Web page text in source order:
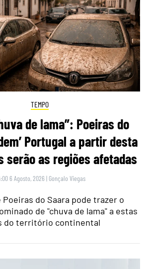
TEMPO
de lama”: Poeiras do
Portugal a partir desta
serão as regiões afetadas
6 Agosto, 2026 | Gonçalo Viegas
do Saara pode trazer o
de "chuva de lama" a estas
do território continental